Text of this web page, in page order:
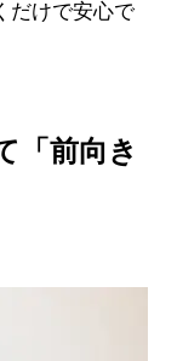
だけで安心で
「前向き